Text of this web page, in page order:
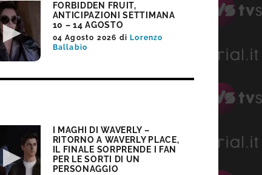
FORBIDDEN FRUIT,
ANTICIPAZIONI SETTIMANA
10 – 14 AGOSTO
04 Agosto 2026 di Lorenzo
Ballabio
I MAGHI DI WAVERLY –
RITORNO A WAVERLY PLACE,
IL FINALE SORPRENDE I FAN
PER LE SORTI DI UN
PERSONAGGIO